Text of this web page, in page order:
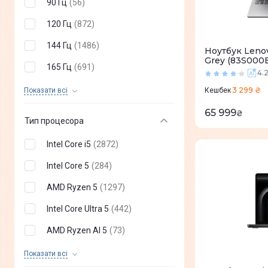
90 Гц (56)
120 Гц (872)
144 Гц (1486)
165 Гц (691 )
Показати всi
300 Гц (
Тип процесора
Intel Core i5 (2872)
Intel Core 5 (284)
AMD Ryzen 5 (1297)
Intel Core Ultra 5 (442)
AMD Ryzen AI 5 (73)
Показати всiIntel Core i7
Ноутбук
Grey
4.2
Кешбек3 299 ₴
65 999₴